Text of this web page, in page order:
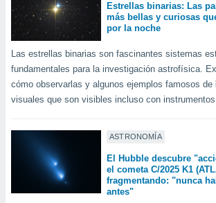
de
1199
Estrellas binarias: Las
más bellas y curiosas
por la noche
Las estrellas binarias son fascinantes sistemas
fundamentales para la investigación astrofísica.
cómo observarlas y algunos ejemplos famosos
visuales que son visibles incluso con
ASTRONOMÍA
El Hubble descubre
el cometa C/2025 K1
fragmentando: "nunca
antes"